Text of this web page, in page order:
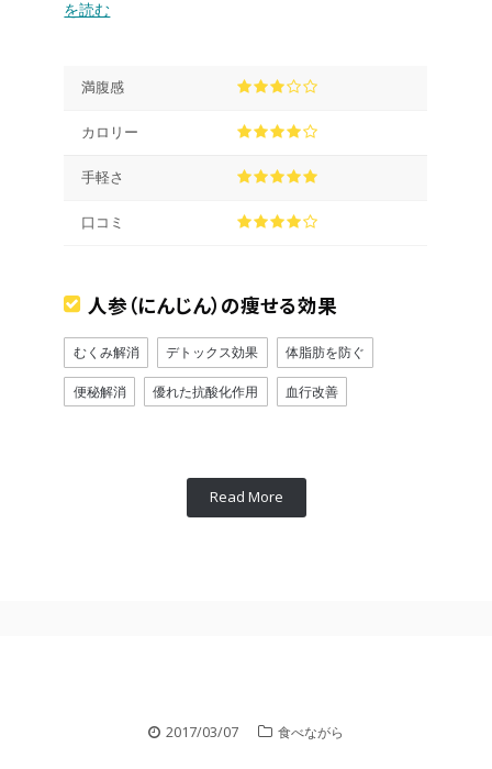
を読む
満腹感
カロリー
手軽さ
口コミ
人参（にんじん）の痩せる効果
むくみ解消 デトックス効果 体脂肪を防ぐ
便秘解消 優れた抗酸化作用 血行改善
Read More
2017/03/07 食べながら